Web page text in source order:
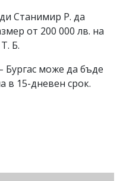
Станимир Р. да
от 200 000 лв. на
Б.
може да бъде
в 15-дневен срок.